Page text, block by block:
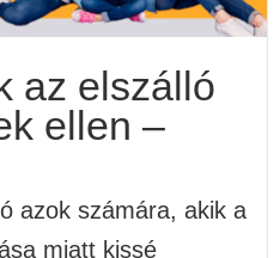
az elszálló
ellen –
azok számára, akik a
miatt kissé